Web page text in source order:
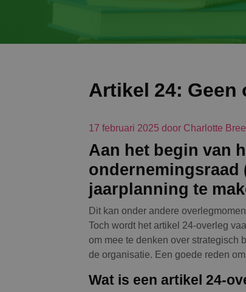
Artikel 24:
17 februari 2025 door Charlotte
Aan het begin van
ondernemingsraad
jaarplanning te
Dit kan onder andere
Toch wordt het artikel 24-overleg
om mee te denken over strategisch
de organisatie. Een goede reden
Wat is een artikel 24-